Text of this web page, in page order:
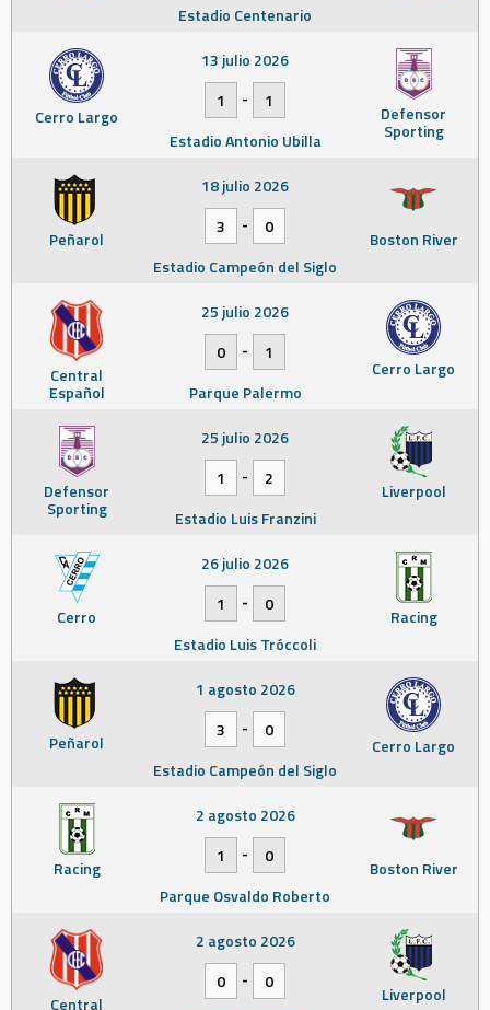
Estadio Centenario
Cerro Largo Defensor
Sporting
13 julio 2026
1
-
1
Estadio Antonio Ubilla
Peñarol Boston River
18 julio 2026
3
-
0
Estadio Campeón del Siglo
Central
Español
Cerro Largo
25 julio 2026
0
-
1
Parque Palermo
Defensor
Sporting
Liverpool
25 julio 2026
1
-
2
Estadio Luis Franzini
Cerro Racing
26 julio 2026
1
-
0
Estadio Luis Tróccoli
Peñarol Cerro Largo
1 agosto 2026
3
-
0
Estadio Campeón del Siglo
Racing Boston River
2 agosto 2026
1
-
0
Parque Osvaldo Roberto
Central Liverpool
2 agosto 2026
0
-
0